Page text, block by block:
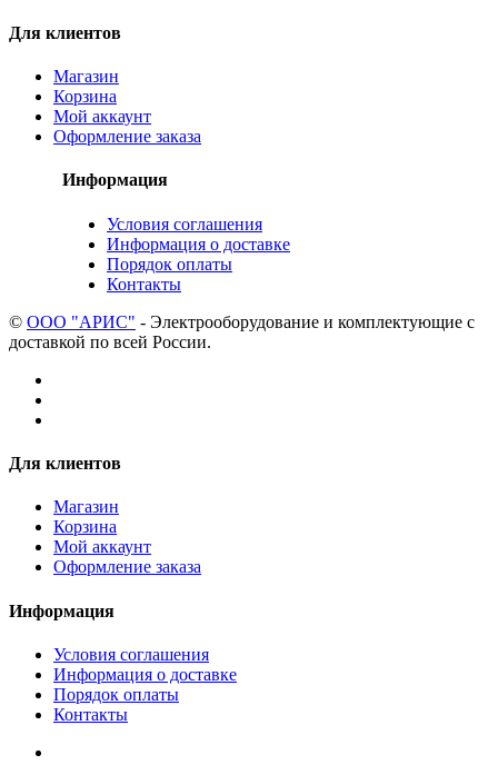
Для клиентов
Магазин
Корзина
Мой аккаунт
Оформление заказа
Информация
Условия соглашения
Информация о доставке
Порядок оплаты
Контакты
© ООО "АРИС" - Электрооборудование и комплектующие с
доставкой по всей России.
Для клиентов
Магазин
Корзина
Мой аккаунт
Оформление заказа
Информация
Условия соглашения
Информация о доставке
Порядок оплаты
Контакты